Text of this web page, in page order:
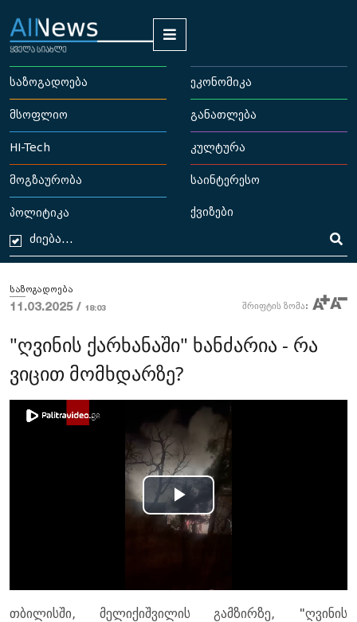
საზოგადოება ეკონომიკა
მსოფლიო განათლება
HI-Tech კულტურა
მოგზაურობა საინტერესო
პოლიტიკა ქვიზები
საზოგადოება
11.03.2025 / 18:03 შრიფტის ზომა:
"ღვინის ქარხანაში" ხანძარია - რა
ვიცით მომხდარზე?
Play
თბილისში, მელიქიშვილის გამზირზე, "ღვინის